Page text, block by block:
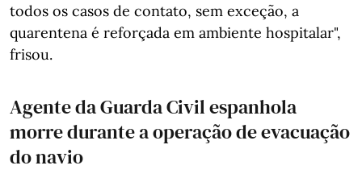
todos os casos de contato, sem exceção, a
quarentena é reforçada em ambiente hospitalar",
frisou.
Agente da Guarda Civil espanhola
morre durante a operação de evacuação
do navio